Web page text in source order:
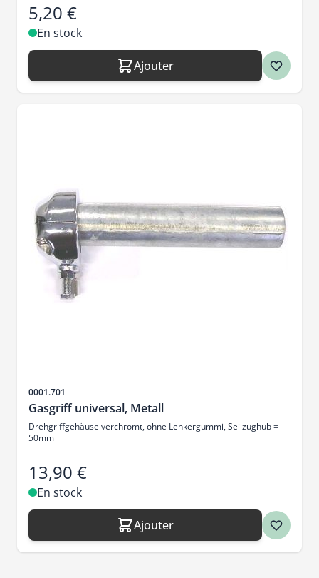
5,20 €
En stock
Ajouter
SKU
0001.701
Gasgriff universal, Metall
Drehgriffgehäuse verchromt, ohne Lenkergummi, Seilzughub =
50mm
13,90 €
En stock
Ajouter